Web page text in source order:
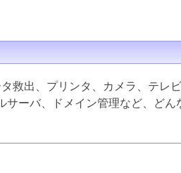
救出、プリンタ、カメラ、テレ
ーバ、ドメイン管理など、ど